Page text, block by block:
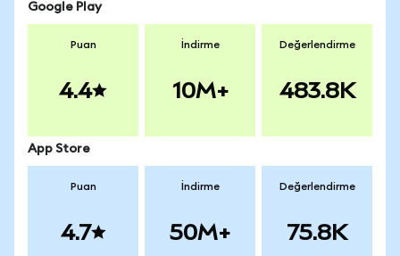
Google Play
Puan
4.4
İndirme
10M+
Değerlendirme
483.8K
App Store
Puan
4.7
İndirme
50M+
Değerlendirme
75.8K